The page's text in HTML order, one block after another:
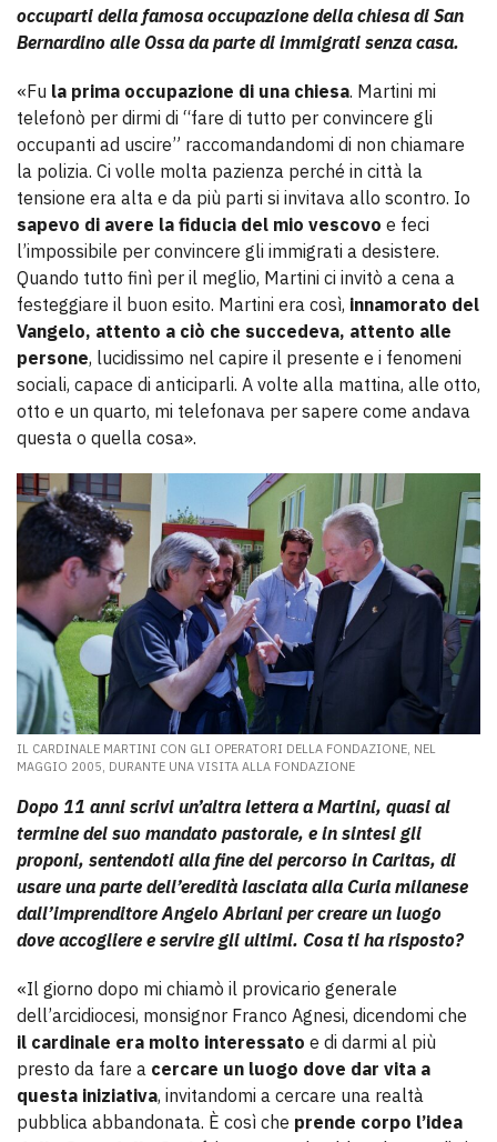
occuparti della famosa occupazione della chiesa di San
Bernardino alle Ossa da parte di immigrati senza casa.
«Fu la prima occupazione di una chiesa. Martini mi
telefonò per dirmi di “fare di tutto per convincere gli
occupanti ad uscire” raccomandandomi di non chiamare
la polizia. Ci volle molta pazienza perché in città la
tensione era alta e da più parti si invitava allo scontro. Io
sapevo di avere la fiducia del mio vescovo e feci
l’impossibile per convincere gli immigrati a desistere.
Quando tutto finì per il meglio, Martini ci invitò a cena a
festeggiare il buon esito. Martini era così, innamorato del
Vangelo, attento a ciò che succedeva, attento alle
persone, lucidissimo nel capire il presente e i fenomeni
sociali, capace di anticiparli. A volte alla mattina, alle otto,
otto e un quarto, mi telefonava per sapere come andava
questa o quella cosa».
IL CARDINALE MARTINI CON GLI OPERATORI DELLA FONDAZIONE, NEL
MAGGIO 2005, DURANTE UNA VISITA ALLA FONDAZIONE
Dopo 11 anni scrivi un’altra lettera a Martini, quasi al
termine del suo mandato pastorale, e in sintesi gli
proponi, sentendoti alla fine del percorso in Caritas, di
usare una parte dell’eredità lasciata alla Curia milanese
dall’imprenditore Angelo Abriani per creare un luogo
dove accogliere e servire gli ultimi. Cosa ti ha risposto?
«Il giorno dopo mi chiamò il provicario generale
dell’arcidiocesi, monsignor Franco Agnesi, dicendomi che
il cardinale era molto interessato e di darmi al più
presto da fare a cercare un luogo dove dar vita a
questa iniziativa, invitandomi a cercare una realtà
pubblica abbandonata. È così che prende corpo l’idea